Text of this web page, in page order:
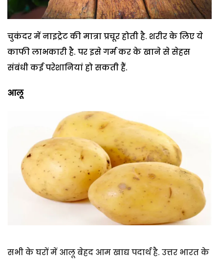
चुकंदर में नाइट्रेट की मात्रा प्रचूर होती है. शरीर के लिए ये
काफी लाभकारी है. पर इसे गर्म कर के खाने से सेहस
संबंधी कई परेशानियां हो सकती हैं.
आलू
सभी के घरों में आलू बेहद आम खाद्य पदार्थ है. उत्तर भारत के